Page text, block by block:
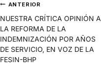
í
d
e
o
ANTERIOR
NUESTRA CRÍTICA OPINIÓN A
LA REFORMA DE LA
INDEMNIZACIÓN POR AÑOS
DE SERVICIO, EN VOZ DE LA
FESIN-BHP